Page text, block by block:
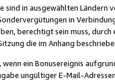
sind in ausgewählten Ländern
in
berechtigt sein muss,
die im Anhang
ein Bonusereignis
ungültiger E-Mail-